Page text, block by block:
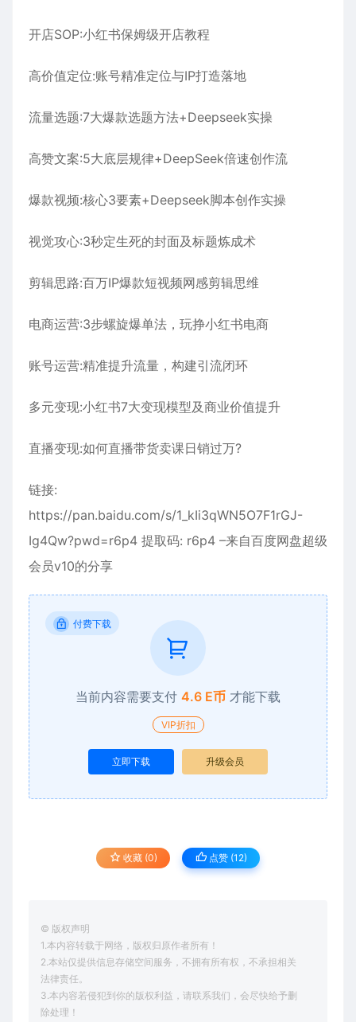
开店SOP:小红书保姆级开店教程
高价值定位:账号精准定位与IP打造落地
流量选题:7大爆款选题方法+Deepseek实操
高赞文案:5大底层规律+DeepSeek倍速创作流
爆款视频:核心3要素+Deepseek脚本创作实操
视觉攻心:3秒定生死的封面及标题炼成术
剪辑思路:百万IP爆款短视频网感剪辑思维
电商运营:3步螺旋爆单法，玩挣小红书电商
账号运营:精准提升流量，构建引流闭环
多元变现:小红书7大变现模型及商业价值提升
直播变现:如何直播带货卖课日销过万?
链接:
https://pan.baidu.com/s/1_kIi3qWN5O7F1rGJ-
Ig4Qw?pwd=r6p4 提取码: r6p4 –来自百度网盘超级
会员v10的分享
付费下载
当前内容需要支付 4.6 E币 才能下载
VIP折扣
立即下载 升级会员
收藏 (0) 点赞 (12)
© 版权声明
1.本内容转载于网络，版权归原作者所有！
2.本站仅提供信息存储空间服务，不拥有所有权，不承担相关
法律责任。
3.本内容若侵犯到你的版权利益，请联系我们，会尽快给予删
除处理！